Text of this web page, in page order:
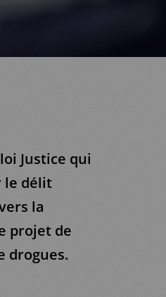
Justice qui
le délit
la
projet de
drogues.